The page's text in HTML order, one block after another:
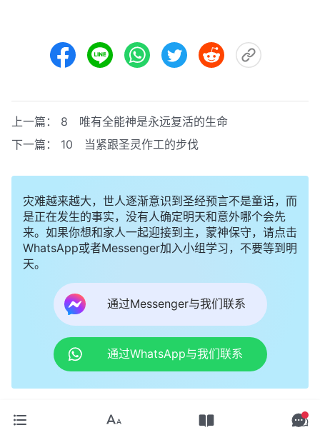
上一篇： 8 唯有全能神是永远复活的生命
下一篇： 10 当紧跟圣灵作工的步伐
灾难越来越大，世人逐渐意识到圣经预言不是童话，而
是正在发生的事实，没有人确定明天和意外哪个会先
来。如果你想和家人一起迎接到主，蒙神保守，请点击
WhatsApp或者Messenger加入小组学习，不要等到明
天。
通过Messenger与我们联系
通过WhatsApp与我们联系